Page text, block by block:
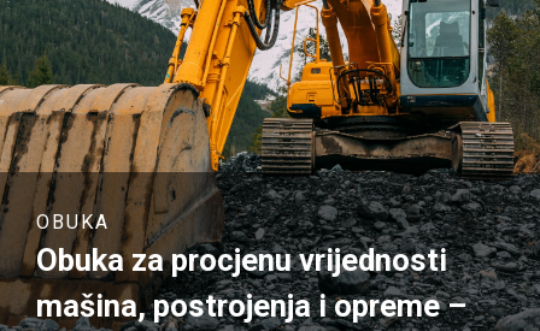
OBUKA
Obuka za procjenu vrijednosti
mašina, postrojenja i opreme –